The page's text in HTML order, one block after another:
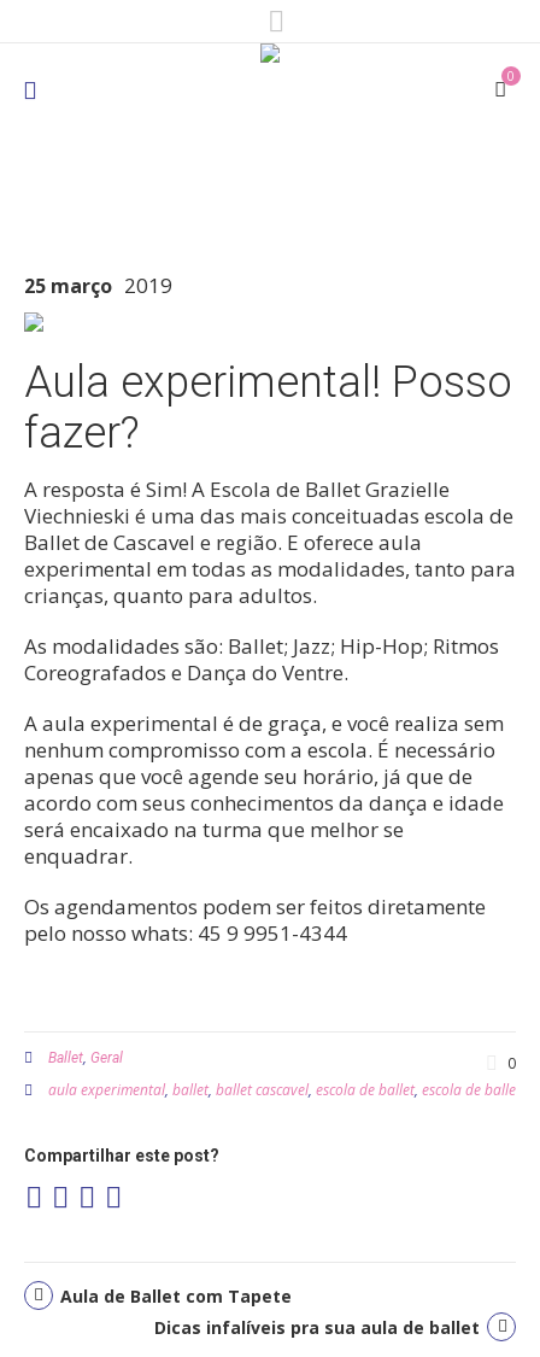
0
25 março 2019
Aula experimental! Posso
fazer?
A resposta é Sim! A Escola de Ballet Grazielle
Viechnieski é uma das mais conceituadas escola de
Ballet de Cascavel e região. E oferece aula
experimental em todas as modalidades, tanto para
crianças, quanto para adultos.
As modalidades são: Ballet; Jazz; Hip-Hop; Ritmos
Coreografados e Dança do Ventre.
A aula experimental é de graça, e você realiza sem
nenhum compromisso com a escola. É necessário
apenas que você agende seu horário, já que de
acordo com seus conhecimentos da dança e idade
será encaixado na turma que melhor se
enquadrar.
Os agendamentos podem ser feitos diretamente
pelo nosso whats: 45 9 9951-4344
0
Ballet, Geral
aula experimental, ballet, ballet cascavel, escola de ballet, escola de ballet
Compartilhar este post?
Aula de Ballet com Tapete
Dicas infalíveis pra sua aula de ballet